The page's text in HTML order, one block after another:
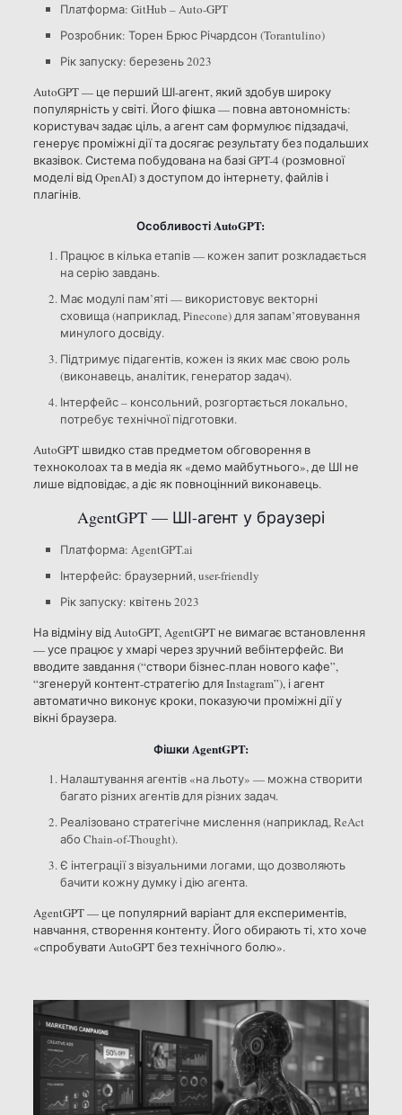
Платформа: GitHub – Auto-GPT
Розробник: Торен Брюс Річардсон (Torantulino)
Рік запуску: березень 2023
AutoGPT — це перший ШІ-агент, який здобув широку
популярність у світі. Його фішка — повна автономність:
користувач задає ціль, а агент сам формулює підзадачі,
генерує проміжні дії та досягає результату без подальших
вказівок. Система побудована на базі GPT-4 (розмовної
моделі від OpenAI) з доступом до інтернету, файлів і
плагінів.
Особливості AutoGPT:
Працює в кілька етапів — кожен запит розкладається
на серію завдань.
Має модулі пам’яті — використовує векторні
сховища (наприклад, Pinecone) для запам’ятовування
минулого досвіду.
Підтримує підагентів, кожен із яких має свою роль
(виконавець, аналітик, генератор задач).
Інтерфейс – консольний, розгортається локально,
потребує технічної підготовки.
AutoGPT швидко став предметом обговорення в
техноколоах та в медіа як «демо майбутнього», де ШІ не
лише відповідає, а діє як повноцінний виконавець.
AgentGPT — ШІ-агент у браузері
Платформа: AgentGPT.ai
Інтерфейс: браузерний, user-friendly
Рік запуску: квітень 2023
На відміну від AutoGPT, AgentGPT не вимагає встановлення
— усе працює у хмарі через зручний вебінтерфейс. Ви
вводите завдання (“створи бізнес-план нового кафе”,
“згенеруй контент-стратегію для Instagram”), і агент
автоматично виконує кроки, показуючи проміжні дії у
вікні браузера.
Фішки AgentGPT:
Налаштування агентів «на льоту» — можна створити
багато різних агентів для різних задач.
Реалізовано стратегічне мислення (наприклад, ReAct
або Chain-of-Thought).
Є інтеграції з візуальними логами, що дозволяють
бачити кожну думку і дію агента.
AgentGPT — це популярний варіант для експериментів,
навчання, створення контенту. Його обирають ті, хто хоче
«спробувати AutoGPT без технічного болю».